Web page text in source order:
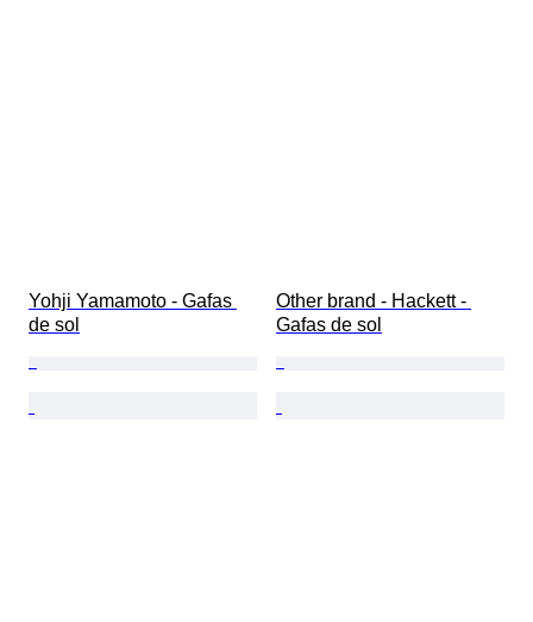
Yohji Yamamoto - Gafas
de sol
Other brand - Hackett -
Gafas de sol